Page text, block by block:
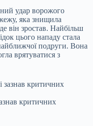
удар ворожого
яка знищила
він зростав. Найбільш
цього нападу стала
подруги. Вона
врятуватися з
критичних